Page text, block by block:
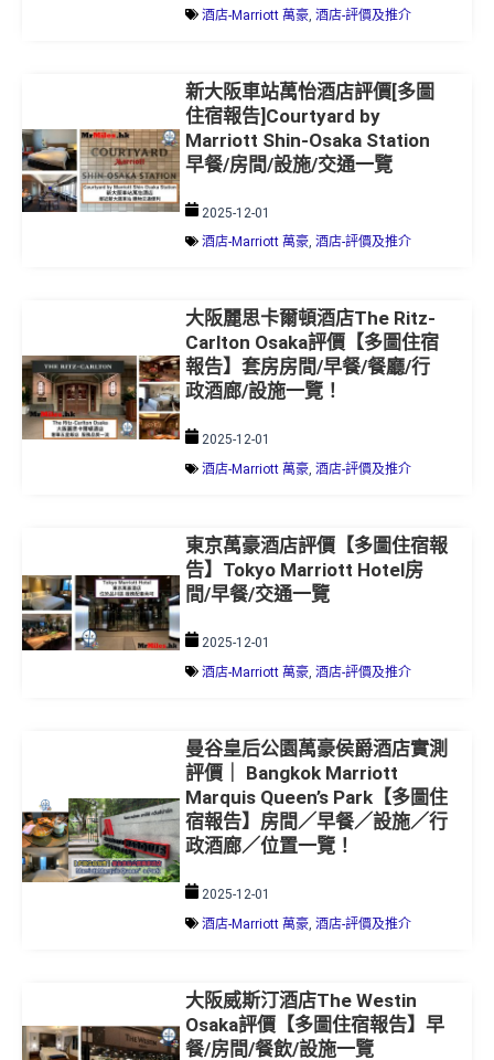
酒店-Marriott 萬豪, 酒店-評價及推介
新大阪車站萬怡酒店評價[多圖
住宿報告]Courtyard by
Marriott Shin-Osaka Station
早餐/房間/設施/交通一覽
2025-12-01
酒店-Marriott 萬豪, 酒店-評價及推介
大阪麗思卡爾頓酒店The Ritz-
Carlton Osaka評價【多圖住宿
報告】套房房間/早餐/餐廳/行
政酒廊/設施一覽！
2025-12-01
酒店-Marriott 萬豪, 酒店-評價及推介
東京萬豪酒店評價【多圖住宿報
告】Tokyo Marriott Hotel房
間/早餐/交通一覽
2025-12-01
酒店-Marriott 萬豪, 酒店-評價及推介
曼谷皇后公園萬豪侯爵酒店實測
評價｜ Bangkok Marriott
Marquis Queen’s Park【多圖住
宿報告】房間／早餐／設施／行
政酒廊／位置一覽！
2025-12-01
酒店-Marriott 萬豪, 酒店-評價及推介
大阪威斯汀酒店The Westin
Osaka評價【多圖住宿報告】早
餐/房間/餐飲/設施一覽